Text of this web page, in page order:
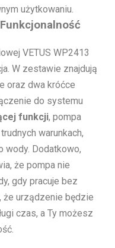
użytkowaniu.
VETUS WP2413
W zestawie znajdują
oraz dwa króćce
do systemu
funkcji, pompa
warunkach,
wody. Dodatkowo,
że pompa nie
gdy pracuje bez
że urządzenie będzie
czas, a Ty możesz